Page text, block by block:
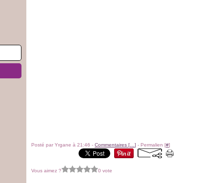
Posté par Yrgane à 21:46 - Commentaires [ ] - Permalien [#]
Vous aimez ? 0 vote